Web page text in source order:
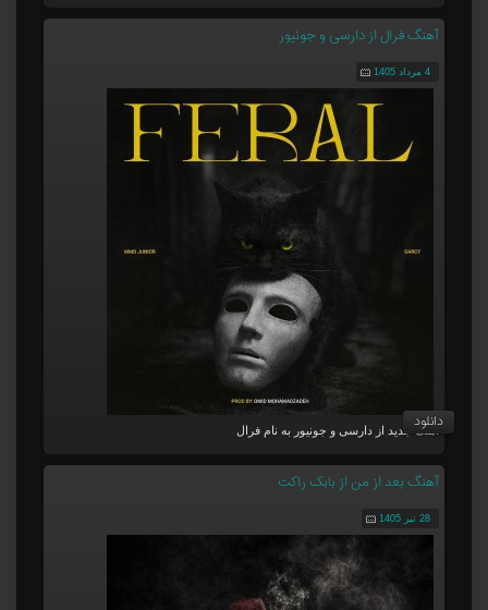
آهنگ فرال از دارسی و جونیور
4 مرداد 1405
آهنگ جدید از دارسی و جونیور به نام فرال
دانلود
آهنگ بعد از من از بابک راکت
28 تیر 1405